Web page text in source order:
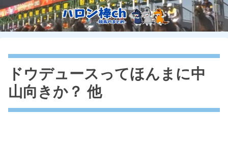
ドウデュースってほんまに中
山向きか？ 他